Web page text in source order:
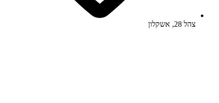
צהל 28, אשקלון